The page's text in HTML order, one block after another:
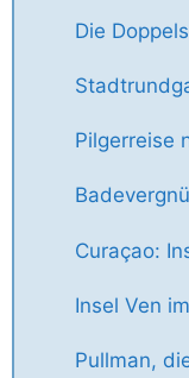
Die
Pilgerreise
Curaçao:
Insel Ven
Pullman,